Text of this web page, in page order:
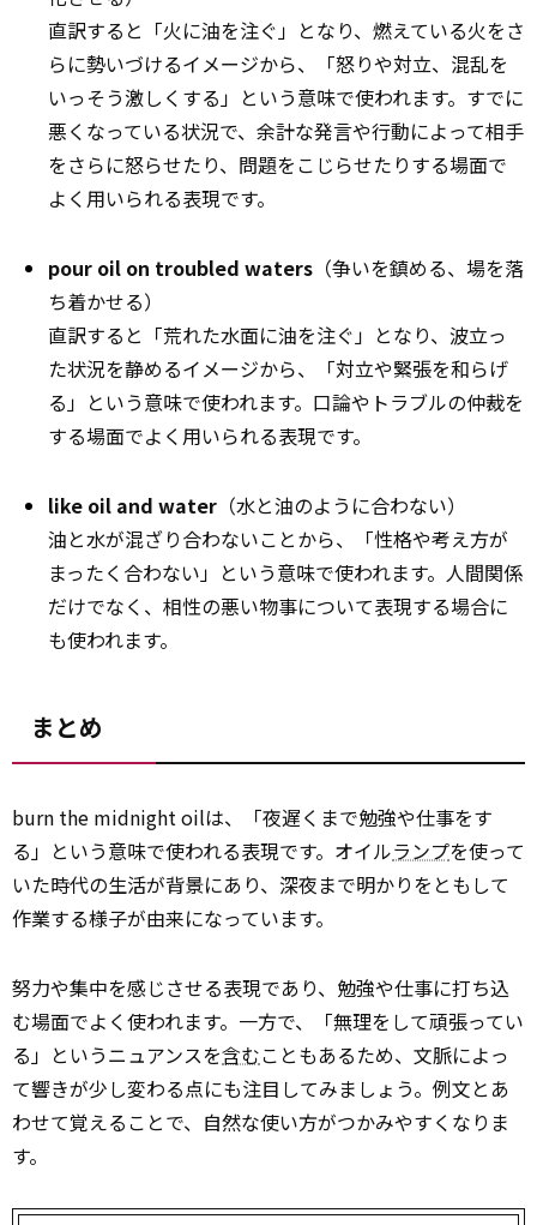
直訳すると「火に油を注ぐ」となり、燃えている火をさ
らに勢いづけるイメージから、「怒りや対立、混乱を
いっそう激しくする」という意味で使われます。すでに
悪くなっている状況で、余計な発言や行動によって相手
をさらに怒らせたり、問題をこじらせたりする場面で
よく用いられる表現です。
pour oil on troubled waters （争いを鎮める、場を落
ち着かせる）
直訳すると「荒れた水面に油を注ぐ」となり、波立っ
た状況を静めるイメージから、「対立や緊張を和らげ
る」という意味で使われます。口論やトラブルの仲裁を
する場面でよく用いられる表現です。
like oil and water （水と油のように合わない）
油と水が混ざり合わないことから、「性格や考え方が
まったく合わない」という意味で使われます。人間関係
だけでなく、相性の悪い物事について表現する場合に
も使われます。
まとめ
burn the midnight oilは、「夜遅くまで勉強や仕事をす
る」という意味で使われる表現です。オイルランプを使って
いた時代の生活が背景にあり、深夜まで明かりをともして
作業する様子が由来になっています。
努力や集中を感じさせる表現であり、勉強や仕事に打ち込
む場面でよく使われます。一方で、「無理をして頑張ってい
る」というニュアンスを含むこともあるため、文脈によっ
て響きが少し変わる点にも注目してみましょう。例文とあ
わせて覚えることで、自然な使い方がつかみやすくなりま
す。